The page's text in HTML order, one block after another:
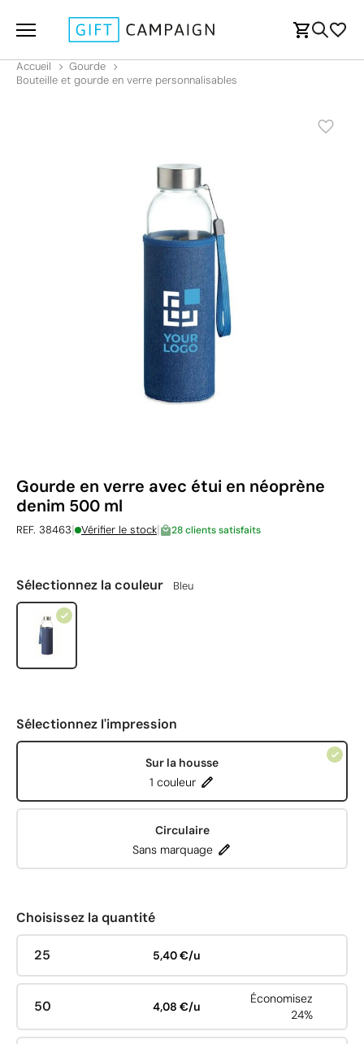
Accueil
Gourde
Bouteille et gourde en verre personnalisables
Gourde en verre avec étui en néoprène
denim 500 ml
REF. 38463| Vérifier le stock| 28 clients satisfaits
Sélectionnez la couleur Bleu
Sélectionnez l'impression
Sur la housse
1 couleur
Circulaire
Sans marquage
Choisissez la quantité
25 5,40 €/u
50 4,08 €/u
Économisez
24%